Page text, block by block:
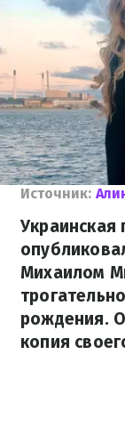
Источник:
Украинская
Михаилом
рождения.
копия